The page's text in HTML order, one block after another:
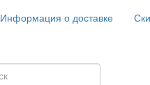
Информация о доставке